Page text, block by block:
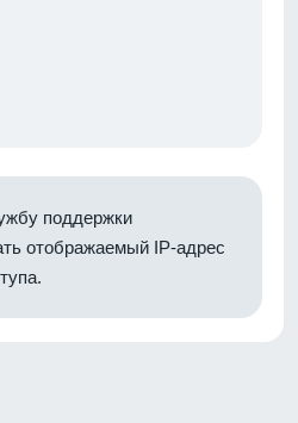
поддержки
отображаемый IP-адрес